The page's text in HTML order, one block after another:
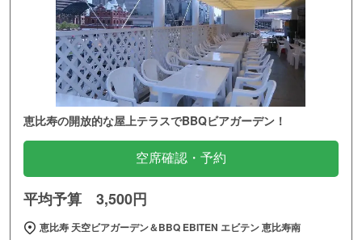
恵比寿の開放的な屋上テラスでBBQビアガーデン！
空席確認・予約
平均予算 3,500円
恵比寿 天空ビアガーデン＆BBQ EBITEN エビテン 恵比寿南